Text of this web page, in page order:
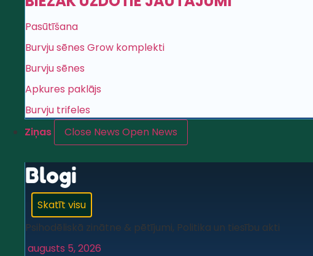
Pasūtīšana
Burvju sēnes Grow komplekti
Burvju sēnes
Apkures paklājs
Burvju trifeles
Ziņas
Close News Open News
Blogi
Skatīt visu
Psihodēliskā zinātne & pētījumi, Politika un tiesību akti
augusts 5, 2026